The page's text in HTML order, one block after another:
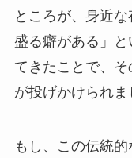
ところが、身近
盛る癖がある」と
てきたことで、
が投げかけられま
もし、この伝統